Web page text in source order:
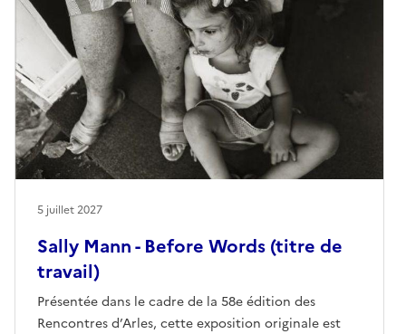
Sally Mann - Before Words (titre de
travail)
Présentée dans le cadre de la 58e édition des
Rencontres d’Arles, cette exposition originale est
5 juillet 2027